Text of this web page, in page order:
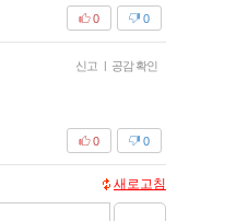
0
0
신고 | 공감 확인
0
0
새로고침